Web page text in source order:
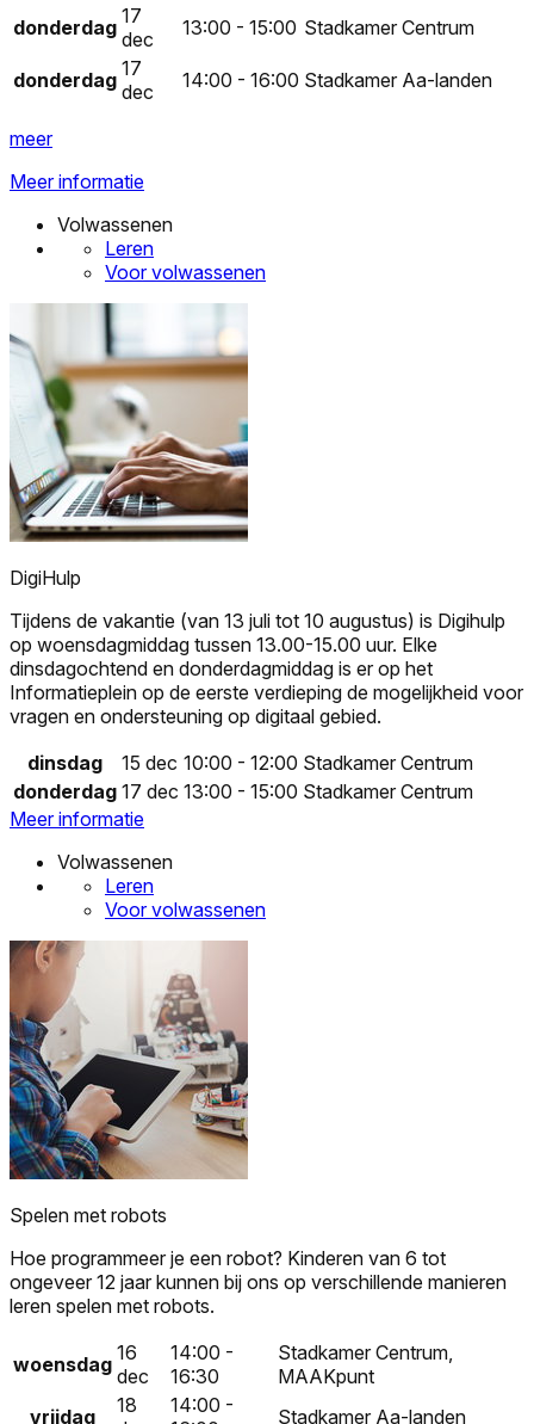
donderdag 17
dec
13:00 - 15:00 Stadkamer Centrum
donderdag 17
dec
14:00 - 16:00 Stadkamer Aa-landen
meer
Meer informatie
Volwassenen
Leren
Voor volwassenen
DigiHulp
Tijdens de vakantie (van 13 juli tot 10 augustus) is Digihulp
op woensdagmiddag tussen 13.00-15.00 uur. Elke
dinsdagochtend en donderdagmiddag is er op het
Informatieplein op de eerste verdieping de mogelijkheid voor
vragen en ondersteuning op digitaal gebied.
dinsdag
15 dec 10:00 - 12:00 Stadkamer Centrum
donderdag 17 dec 13:00 - 15:00 Stadkamer Centrum
Meer informatie
Volwassenen
Leren
Voor volwassenen
Spelen met robots
Hoe programmeer je een robot? Kinderen van 6 tot
ongeveer 12 jaar kunnen bij ons op verschillende manieren
leren spelen met robots.
woensdag 16
dec
14:00 -
16:30
Stadkamer Centrum,
MAAKpunt
vrijdag
18
14:00 -
Stadkamer Aa-landen